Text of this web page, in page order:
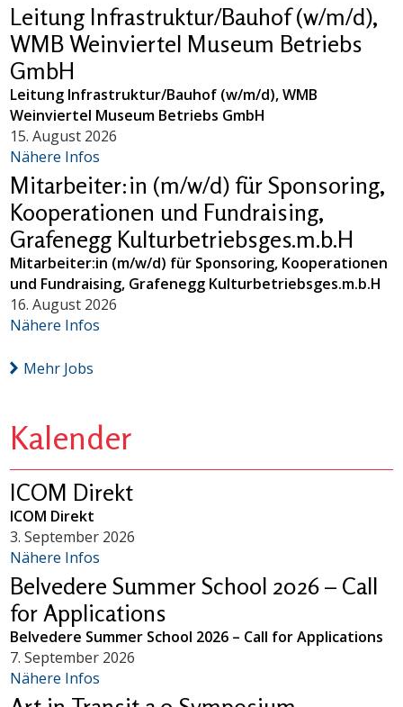
Leitung Infrastruktur/Bauhof (w/m/d),
WMB Weinviertel Museum Betriebs
GmbH
Leitung Infrastruktur/Bauhof (w/m/d), WMB
Weinviertel Museum Betriebs GmbH
15. August 2026
Nähere Infos
Mitarbeiter:in (m/w/d) für Sponsoring,
Kooperationen und Fundraising,
Grafenegg Kulturbetriebsges.m.b.H
Mitarbeiter:in (m/w/d) für Sponsoring, Kooperationen
und Fundraising, Grafenegg Kulturbetriebsges.m.b.H
16. August 2026
Nähere Infos
Mehr Jobs
Kalender
ICOM Direkt
ICOM Direkt
3. September 2026
Nähere Infos
Belvedere Summer School 2026 – Call
for Applications
Belvedere Summer School 2026 – Call for Applications
7. September 2026
Nähere Infos